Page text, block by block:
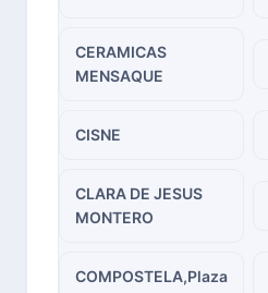
CERAMICAS
MENSAQUE
CISNE
CLARA DE JESUS
MONTERO
COMPOSTELA,Plaza